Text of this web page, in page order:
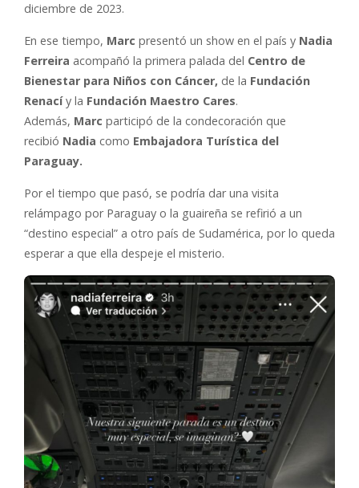
diciembre de 2023.
En ese tiempo, Marc presentó un show en el país y Nadia
Ferreira acompañó la primera palada del Centro de
Bienestar para Niños con Cáncer, de la Fundación
Renacíy la Fundación Maestro Cares.
Además, Marc participó de la condecoración que
recibió Nadia como Embajadora Turística del
Paraguay.
Por el tiempo que pasó, se podría dar una visita
relámpago por Paraguay o la guaireña se refirió a un
“destino especial” a otro país de Sudamérica, por lo queda
esperar a que ella despeje el misterio.